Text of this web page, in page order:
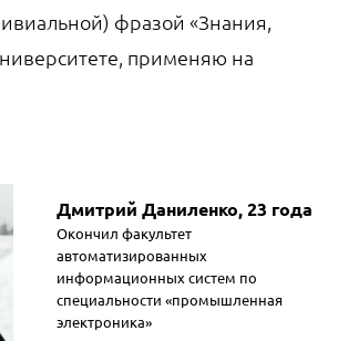
фразой «Знания,
применяю на
Дмитрий Даниленко, 23 года
Окончил факультет
автоматизированных
информационных систем по
специальности «промышленная
электроника»